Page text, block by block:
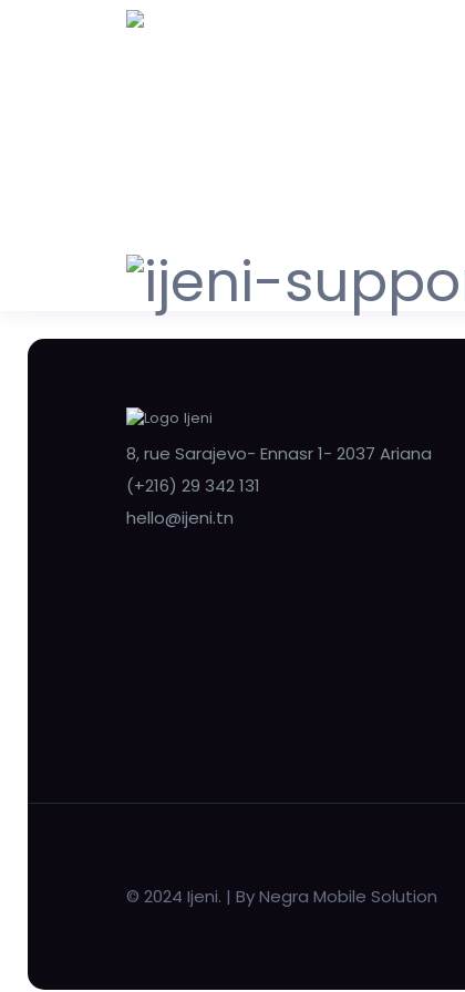
8, rue Sarajevo- Ennasr 1- 2037 Ariana
(+216) 29 342 131
hello@ijeni.tn
© 2024 Ijeni. | By Negra Mobile Solution